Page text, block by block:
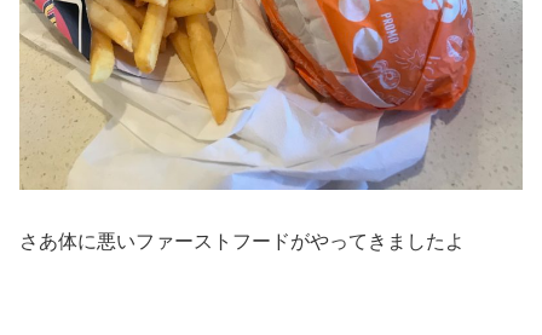
さあ体に悪いファーストフードがやってきましたよ